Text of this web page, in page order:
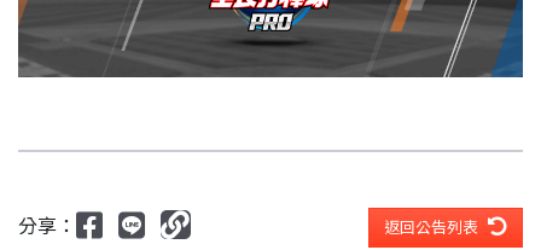
分享： 返回公告列表